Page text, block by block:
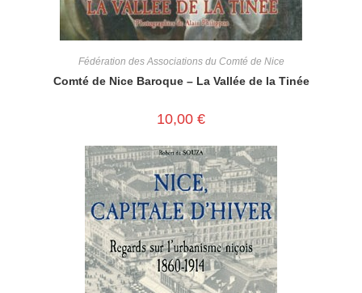
Fédération des Associations du Comté de Nice
Comté de Nice Baroque – La Vallée de la Tinée
10,00 €